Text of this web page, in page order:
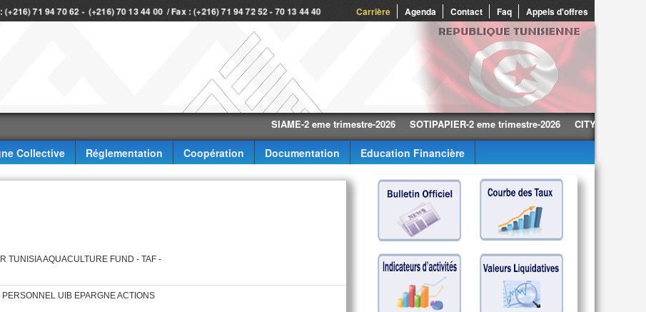
Carrière Agenda Contact Faq Appels d'offres
(+216) 71 94 70 62 - (+216) 70 13 44 00 / Fax : (+216) 71 94 72 52 - 70 13 44 40
SIAME-2 eme trimestre-2026 SOTIPAPIER-2 eme trimestre-2026 CITY CARS-2 eme
Collective Réglementation Coopération Documentation
Education Financière
TUNISIA AQUACULTURE FUND - TAF -
UIB EPARGNE ACTIONS